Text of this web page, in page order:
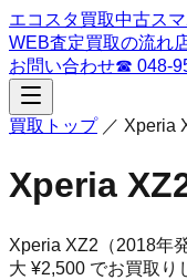
エコスタ買取中古ス
WEB査定買取の流れ
お問い合わせ☎ 048-
買取トップ／ Xperia
Xperia
Xperia XZ2 （2018年
大 ¥2,500 でお買取り